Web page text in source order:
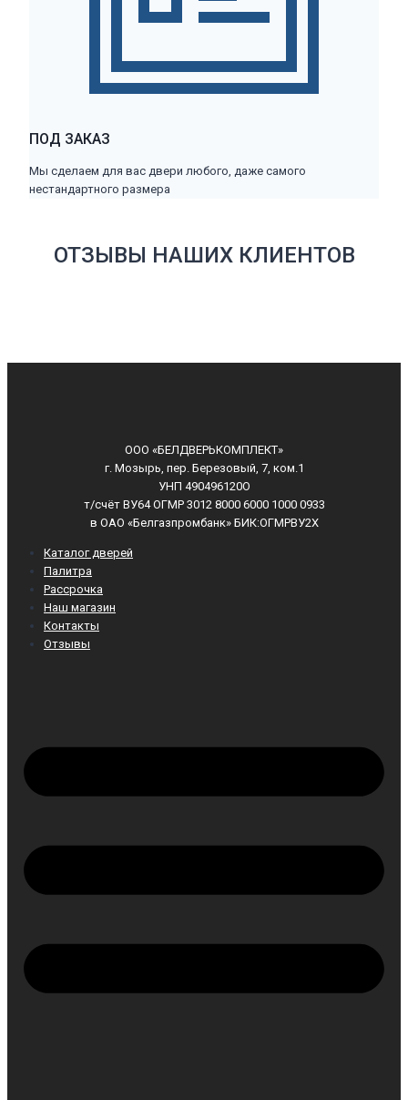
ПОД ЗАКАЗ
Мы сделаем для вас двери любого, даже самого
нестандартного размера
ОТЗЫВЫ НАШИХ КЛИЕНТОВ
ООО «БЕЛДВЕРЬКОМПЛЕКТ»
г. Мозырь, пер. Березовый, 7, ком.1
УНП 490496120О
т/счёт ВУ64 ОГМР 3012 8000 6000 1000 0933
в ОАО «Белгазпромбанк» БИК:ОГМРВУ2Х
Каталог дверей
Палитра
Рассрочка
Наш магазин
Контакты
Отзывы